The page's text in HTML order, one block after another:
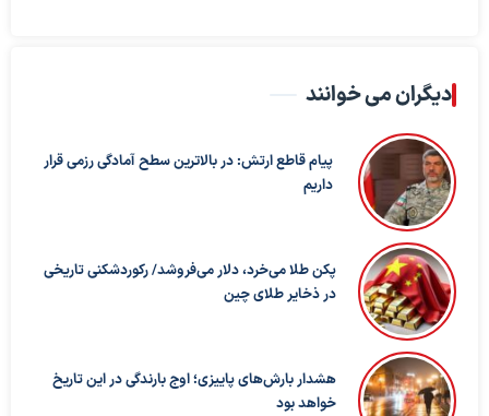
دیگران می خوانند
پیام قاطع ارتش: در بالاترین سطح آمادگی رزمی قرار
داریم
پکن طلا می‌خرد، دلار می‌فروشد/ رکوردشکنی تاریخی
در ذخایر طلای چین
هشدار بارش‌های پاییزی؛ اوج بارندگی در این تاریخ
خواهد بود